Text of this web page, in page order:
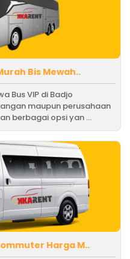
Bis Mewah..
Bus VIP di Badjo
maupun perusahaan
berbagai opsi yan ...
Harga M..